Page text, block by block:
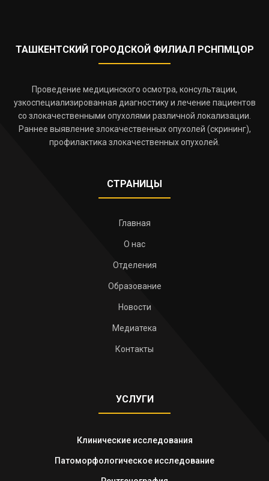
ТАШКЕНТСКИЙ ГОРОДСКОЙ ФИЛИАЛ РСНПМЦОР
Проведение медицинского осмотра, консультации,
узкоспециализированная диагностику и лечение пациентов
со злокачественными опухолями различной локализации.
Раннее выявление злокачественных опухолей (скрининг),
профилактика злокачественных опухолей.
СТРАНИЦЫ
Главная
О нас
Отделения
Образование
Новости
Медиатека
Контакты
УСЛУГИ
Клинические исследования
Патоморфологическое исследование